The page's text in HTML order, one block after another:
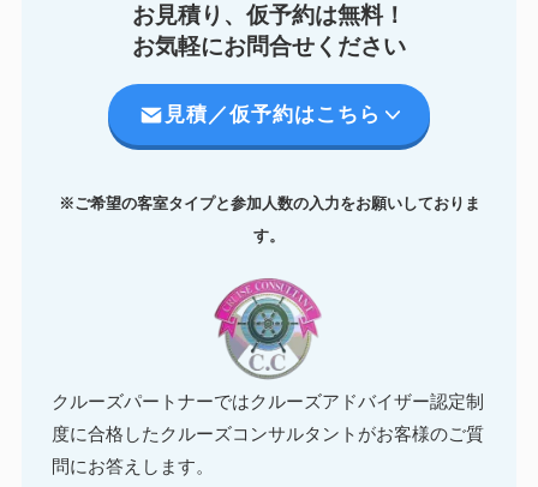
お見積り、仮予約は無料！
お気軽にお問合せください
見積／仮予約はこちら
※ご希望の客室タイプと参加人数の入力をお願いしておりま
す。
クルーズパートナーではクルーズアドバイザー認定制
度に合格したクルーズコンサルタントがお客様のご質
問にお答えします。